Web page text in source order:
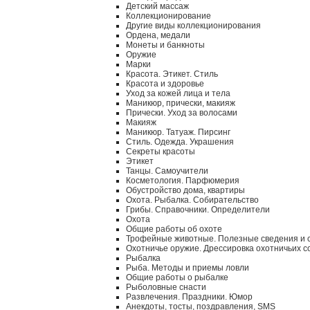
Детский массаж
Коллекционирование
Другие виды коллекционирования
Ордена, медали
Монеты и банкноты
Оружие
Марки
Красота. Этикет. Стиль
Красота и здоровье
Уход за кожей лица и тела
Маникюр, прически, макияж
Прически. Уход за волосами
Макияж
Маникюр. Татуаж. Пирсинг
Стиль. Одежда. Украшения
Секреты красоты
Этикет
Танцы. Самоучители
Косметология. Парфюмерия
Обустройство дома, квартиры
Охота. Рыбалка. Собирательство
Грибы. Справочники. Определители
Охота
Общие работы об охоте
Трофейные животные. Полезные сведения и
Охотничье оружие. Дрессировка охотничьих
Рыбалка
Рыба. Методы и приемы ловли
Общие работы о рыбалке
Рыболовные снасти
Развлечения. Праздники. Юмор
Анекдоты, тосты, поздравления, SMS